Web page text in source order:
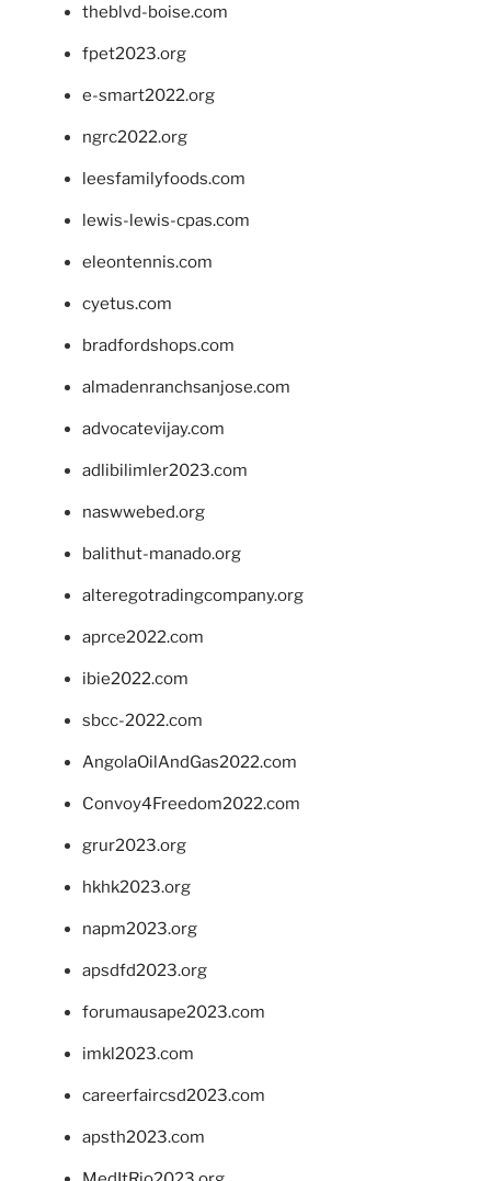
theblvd-boise.com
fpet2023.org
e-smart2022.org
ngrc2022.org
leesfamilyfoods.com
lewis-lewis-cpas.com
eleontennis.com
cyetus.com
bradfordshops.com
almadenranchsanjose.com
advocatevijay.com
adlibilimler2023.com
naswwebed.org
balithut-manado.org
alteregotradingcompany.org
aprce2022.com
ibie2022.com
sbcc-2022.com
AngolaOilAndGas2022.com
Convoy4Freedom2022.com
grur2023.org
hkhk2023.org
napm2023.org
apsdfd2023.org
forumausape2023.com
imkl2023.com
careerfaircsd2023.com
apsth2023.com